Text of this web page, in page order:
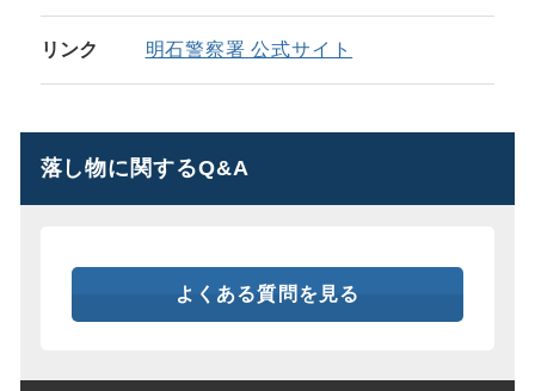
リンク 明石警察署 公式サイト
落し物に関するQ&A
よくある質問を見る